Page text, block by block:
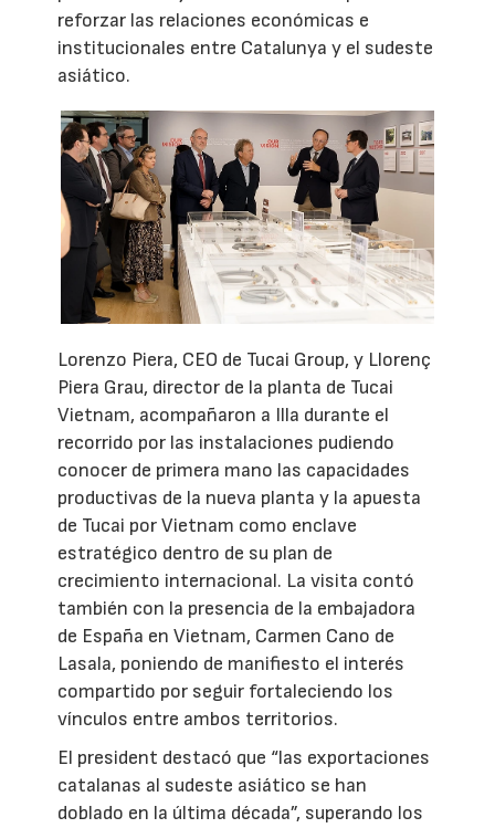
reforzar las relaciones económicas e
institucionales entre Catalunya y el sudeste
asiático.
Lorenzo Piera, CEO de Tucai Group, y Llorenç
Piera Grau, director de la planta de Tucai
Vietnam, acompañaron a Illa durante el
recorrido por las instalaciones pudiendo
conocer de primera mano las capacidades
productivas de la nueva planta y la apuesta
de Tucai por Vietnam como enclave
estratégico dentro de su plan de
crecimiento internacional. La visita contó
también con la presencia de la embajadora
de España en Vietnam, Carmen Cano de
Lasala, poniendo de manifiesto el interés
compartido por seguir fortaleciendo los
vínculos entre ambos territorios.
El president destacó que “las exportaciones
catalanas al sudeste asiático se han
doblado en la última década”, superando los